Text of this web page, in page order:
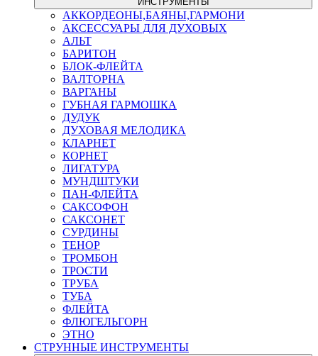
АККОРДЕОНЫ,БАЯНЫ,ГАРМОНИ
АКСЕССУАРЫ ДЛЯ ДУХОВЫХ
АЛЬТ
БАРИТОН
БЛОК-ФЛЕЙТА
ВАЛТОРНА
ВАРГАНЫ
ГУБНАЯ ГАРМОШКА
ДУДУК
ДУХОВАЯ МЕЛОДИКА
КЛАРНЕТ
КОРНЕТ
ЛИГАТУРА
МУНДШТУКИ
ПАН-ФЛЕЙТА
САКСОФОН
САКСОНЕТ
СУРДИНЫ
ТЕНОР
ТРОМБОН
ТРОСТИ
ТРУБА
ТУБА
ФЛЕЙТА
ФЛЮГЕЛЬГОРН
ЭТНО
СТРУННЫЕ ИНСТРУМЕНТЫ